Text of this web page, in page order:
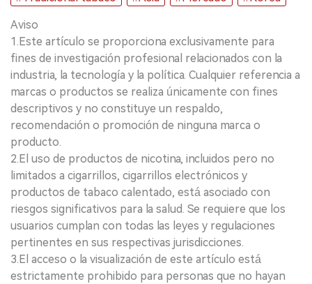
Aviso
1.Este artículo se proporciona exclusivamente para
fines de investigación profesional relacionados con la
industria, la tecnología y la política. Cualquier referencia a
marcas o productos se realiza únicamente con fines
descriptivos y no constituye un respaldo,
recomendación o promoción de ninguna marca o
producto.
2.El uso de productos de nicotina, incluidos pero no
limitados a cigarrillos, cigarrillos electrónicos y
productos de tabaco calentado, está asociado con
riesgos significativos para la salud. Se requiere que los
usuarios cumplan con todas las leyes y regulaciones
pertinentes en sus respectivas jurisdicciones.
3.El acceso o la visualización de este artículo está
estrictamente prohibido para personas que no hayan